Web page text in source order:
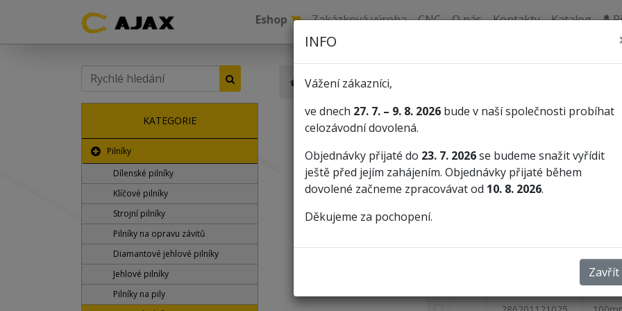
Eshop Zakázková výroba CNC O nás Kontakty Katalog
KATEGORIE
Pilníky
Dílenské pilníky
Klíčové pilníky
Strojní pilníky
Pilníky na opravu závitů
Diamantové jehlové pilníky
Jehlové pilníky
Pilníky na pily
Pilníky Precizní pilníky
Výrobce:
Vzorník hrubostí seků
Délka
INFO
Vážení zákazníci,
ve dnech 27. 7. – 9. 8. 2026 bude v naší společnosti probíhat
celozávodní dovolená.
Objednávky přijaté do 23. 7. 2026se budeme snažit vyřídit
ještě před jejím zahájením. Objednávky přijaté během
dovolené začneme zpracovávat od 10. 8. 2026.
Děkujeme za pochopení.
Zavřít